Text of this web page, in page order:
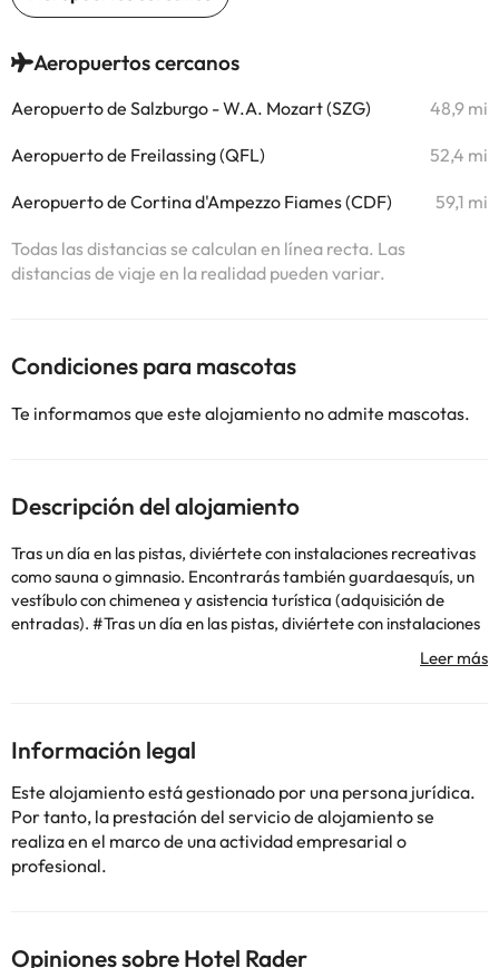
Aeropuertos cercanos
Aeropuerto de Salzburgo - W.A. Mozart (SZG) 48,9 mi
Aeropuerto de Freilassing (QFL) 52,4 mi
Aeropuerto de Cortina d'Ampezzo Fiames (CDF) 59,1 mi
Todas las distancias se calculan en línea recta. Las
distancias de viaje en la realidad pueden variar.
Condiciones para mascotas
Te informamos que este alojamiento no admite mascotas.
Descripción del alojamiento
Tras un día en las pistas, diviértete con instalaciones recreativas
como sauna o gimnasio. Encontrarás también guardaesquís, un
vestíbulo con chimenea y asistencia turística (adquisición de
entradas). #Tras un día en las pistas, diviértete con instalaciones
recreativas como sauna o gimnasio. Encontrarás también
guardaesquís, un vestíbulo con chimenea y asistencia turística
Solo se permite el acceso a las habitaciones a los huéspedes
registrados en el hotel. Tasas e impuestos obligatorios Los
siguientes cargos se pagan en el establecimiento: Este
establecimiento cobra un impuesto municipal cuyo importe varía
en función de la temporada (es posible que no se aplique en
ciertas épocas del año). Además, se pueden aplicar ciertas
excepciones. Para obtener más información, es posible ponerse
EUR por persona y por noche. Hemos incluido todos los cargos
Información legal
Este alojamiento está gestionado por una persona jurídica.
Por tanto, la prestación del servicio de alojamiento se
realiza en el marco de una actividad empresarial o
profesional.
Opiniones sobre Hotel Rader